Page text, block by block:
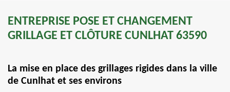
ENTREPRISE POSE ET CHANGEMENT
GRILLAGE ET CLÔTURE CUNLHAT 63590
La mise en place des grillages rigides dans la ville
de Cunlhat et ses environs